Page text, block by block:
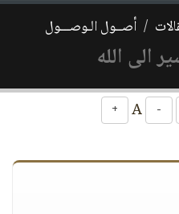
أصــول الـوصـــول
الى الله
-
+